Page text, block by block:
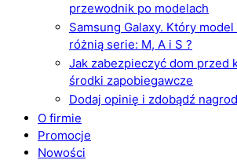
przewodnik po modelach
Samsung Galaxy. Który
różnią serie: M, A i S ?
Jak zabezpieczyć dom przed
środki zapobiegawcze
Dodaj opinię i zdobądź
O firmie
Promocje
Nowości